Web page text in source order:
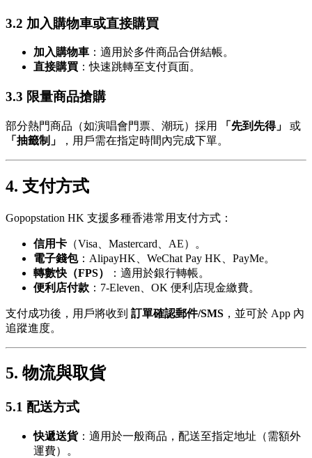
3.2 加入購物車或直接購買
加入購物車 ：適用於多件商品合併結帳。
直接購買 ：快速跳轉至支付頁面。
3.3 限量商品搶購
部分熱門商品（如演唱會門票、潮玩）採用 「先到先得」
或
「抽籤制」
，用戶需在指定時間內完成下單。
4. 支付方式
Gopopstation HK 支援多種香港常用支付方式：
信用卡 （Visa、Mastercard、AE）。
電子錢包：AlipayHK、WeChat Pay HK、PayMe。
轉數快（FPS）
：適用於銀行轉帳。
便利店付款 ：7-Eleven、OK 便利店現金繳費。
支付成功後，用戶將收到 訂單確認郵件/SMS ，並可於 App 內
追蹤進度。
5. 物流與取貨
5.1 配送方式
快遞送貨：適用於一般商品，配送至指定地址（需額外
運費）。